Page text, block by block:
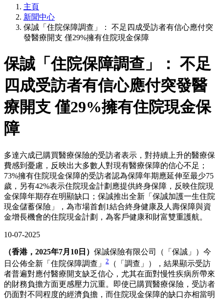
主頁
新聞中心
保誠「住院保障調查」： 不足四成受訪者有信心應付突
發醫療開支 僅29%擁有住院現金保障
保誠「住院保障調查」： 不足
四成受訪者有信心應付突發醫
療開支 僅29%擁有住院現金保
障
多達六成已購買醫療保險的受訪者表示，對持續上升的醫療保
費感到憂慮，反映出大多數人對現有醫療保障的信心不足；
73%擁有住院現金保障的受訪者認為保障年期應延伸至最少75
歲，另有42%表示住院現金計劃應提供終身保障，反映住院現
金保障年期存在明顯缺口；保誠推出全新「保誠加護一生住院
現金儲蓄保險」，為市場首創1結合終身健康及人壽保障與資
金增長機會的住院現金計劃，為客戶健康和財富雙重護航。
10-07-2025
（香港，2025年7月10日） 保誠保險有限公司（「保誠」）今
日公佈全新「住院保障調查」 2
（「調查」），結果顯示受訪
者普遍對應付醫療開支缺乏信心，尤其在面對慢性疾病所帶來
的財務負擔方面更感壓力沉重。即使已購買醫療保險，受訪者
仍面對不同程度的經濟負擔，而住院現金保障的缺口亦相當明